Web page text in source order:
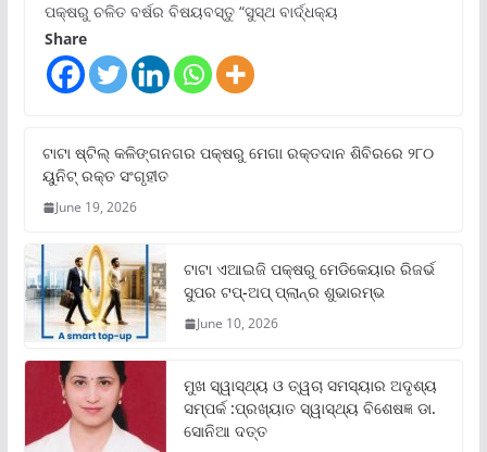
ପକ୍ଷରୁ ଚଳିତ ବର୍ଷର ବିଷୟବସ୍ତୁ “ସୁସ୍ଥ ବାର୍ଦ୍ଧକ୍ୟ
Share
ଟାଟା ଷ୍ଟିଲ୍‌ କଳିଙ୍ଗନଗର ପକ୍ଷରୁ ମେଗା ରକ୍ତଦାନ ଶିବିରରେ ୨୮୦
ୟୁନିଟ୍‌ ରକ୍ତ ସଂଗୃହୀତ
June 19, 2026
ଟାଟା ଏଆଇଜି ପକ୍ଷରୁ ମେଡିକେୟାର ରିଜର୍ଭ
ସୁପର ଟପ୍‌-ଅପ୍ ପ୍ଲାନ୍‌ର ଶୁଭାରମ୍ଭ
June 10, 2026
ମୁଖ ସ୍ୱାସ୍ଥ୍ୟ ଓ ତ୍ୱଚା ସମସ୍ୟାର ଅଦୃଶ୍ୟ
ସମ୍ପର୍କ :ପ୍ରଖ୍ୟାତ ସ୍ୱାସ୍ଥ୍ୟ ବିଶେଷଜ୍ଞ ଡା.
ସୋନିଆ ଦତ୍ତ